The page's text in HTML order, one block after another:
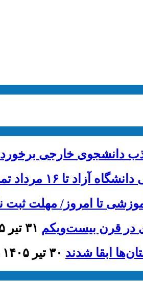
دانشجوی خارجی
۱۶ مرداد تمدید شد
در قرن بیست‌ویکم ۳۱ تیر ۱۴۰۵ - ۲۲:۳۰
۳۰ تیر ۱۴۰۵ - ۱۶:۱۵